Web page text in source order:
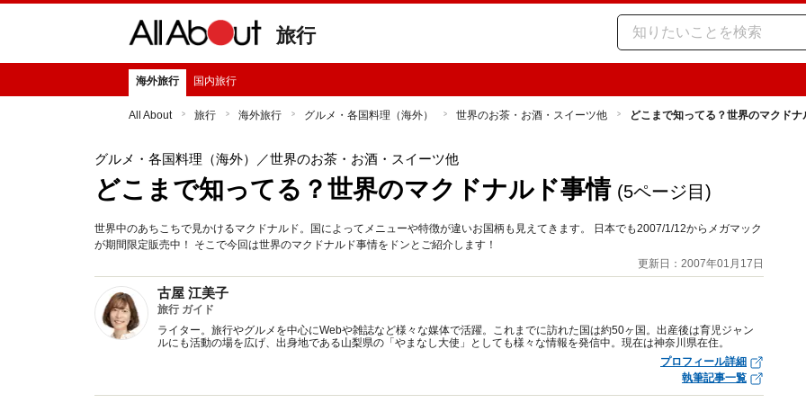
旅行
海外旅行 国内旅行
All About 旅行 海外旅行 グルメ・各国料理（海外） 世界のお茶・お酒・スイーツ他 どこまで知ってる？世界のマクドナ
グルメ・各国料理（海外） ／世界のお茶・お酒・スイーツ他
どこまで知ってる？世界のマクドナルド事情 (5ページ目)
世界中のあちこちで見かけるマクドナルド。国によってメニューや特徴が違いお国柄も見えてきます。 日本でも2007/1/12からメガマック
が期間限定販売中！ そこで今回は世界のマクドナルド事情をドンとご紹介します！
更新日：2007年01月17日
古屋 江美子
旅行 ガイド
ライター。旅行やグルメを中心にWebや雑誌など様々な媒体で活躍。これまでに訪れた国は約50ヶ国。出産後は育児ジャン
ルにも活動の場を広げ、出身地である山梨県の「やまなし大使」としても様々な情報を発信中。現在は神奈川県在住。
プロフィール詳細
執筆記事一覧